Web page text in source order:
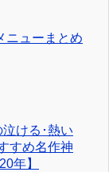
ニューまとめ
ける･熱い
すめ名作神
年】